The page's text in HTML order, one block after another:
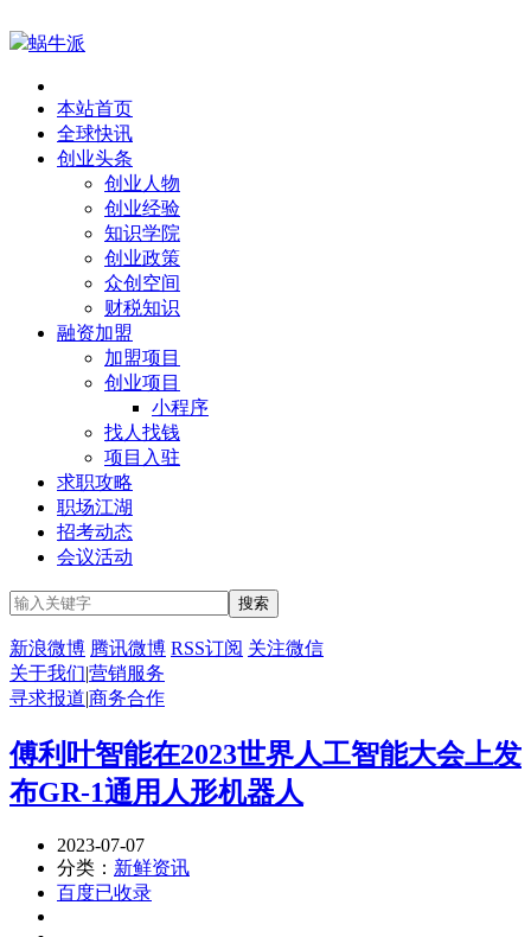
蜗牛派
本站首页
全球快讯
创业头条
创业人物
创业经验
知识学院
创业政策
众创空间
财税知识
融资加盟
加盟项目
创业项目
小程序
找人找钱
项目入驻
求职攻略
职场江湖
招考动态
会议活动
新浪微博 腾讯微博 RSS订阅 关注微信
关于我们|营销服务
寻求报道|商务合作
傅利叶智能在2023世界人工智能大会上发
布GR-1通用人形机器人
2023-07-07
分类： 新鲜资讯
百度已收录